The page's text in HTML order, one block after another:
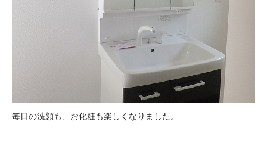
毎日の洗顔も、お化粧も楽しくなりました。